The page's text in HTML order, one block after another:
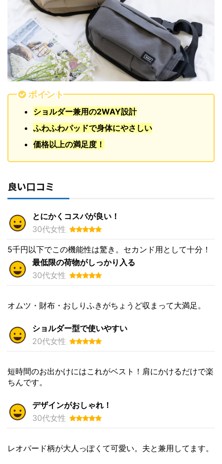
ポイント
ショルダー兼用の2WAY設計
ふわふわパッドで身体にやさしい
価格以上の満足度！
良い口コミ
とにかくコスパが良い！
30代女性
5千円以下でこの機能性は驚き。セカンド用として十分！
最低限の荷物がしっかり入る
30代女性
オムツ・財布・おしりふきがちょうど収まって大満足。
ショルダー型で使いやすい
20代女性
短時間のお出かけにはこれがベスト！肩にかけるだけで楽
ちんです。
デザインがおしゃれ！
30代女性
レオパード柄が大人っぽくて可愛い。夫と兼用してます。